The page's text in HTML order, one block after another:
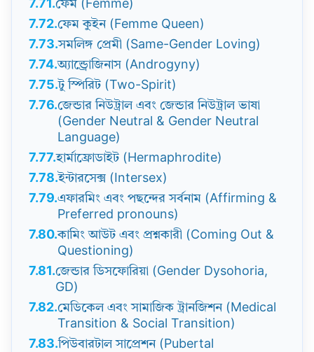
7.71.ফেম (Femme)
7.72.ফেম কুইন (Femme Queen)
7.73.সমলিঙ্গ প্রেমী (Same-Gender Loving)
7.74.অ্যান্ড্রোজিনাস (Androgyny)
7.75.টু স্পিরিট (Two-Spirit)
7.76.জেন্ডার নিউট্রাল এবং জেন্ডার নিউট্রাল ভাষা
(Gender Neutral & Gender Neutral
Language)
7.77.হার্মাফ্রোডাইট (Hermaphrodite)
7.78.ইন্টারসেক্স (Intersex)
7.79.এফারমিং এবং পছন্দের সর্বনাম (Affirming &
Preferred pronouns)
7.80.কামিং আউট এবং প্রশ্নকারী (Coming Out &
Questioning)
7.81.জেন্ডার ডিসফোরিয়া (Gender Dysohoria,
GD)
7.82.মেডিকেল এবং সামাজিক ট্রানজিশন (Medical
Transition & Social Transition)
7.83.পিউবারটাল সাপ্রেশন (Pubertal